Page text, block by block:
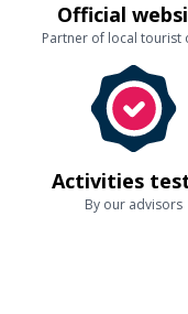
Official
Partner of local tourist
Activities
By our advisors